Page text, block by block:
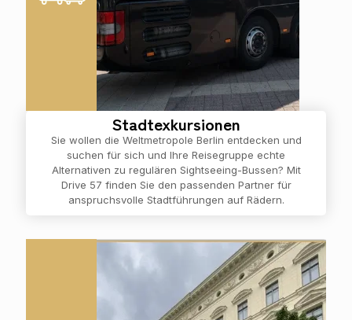
Stadtexkursionen
Sie wollen die Weltmetropole Berlin entdecken und
suchen für sich und Ihre Reisegruppe echte
Alternativen zu regulären Sightseeing-Bussen? Mit
Drive 57 finden Sie den passenden Partner für
anspruchsvolle Stadtführungen auf Rädern.